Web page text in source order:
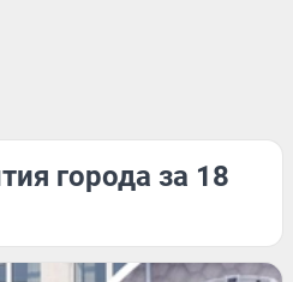
города за 18